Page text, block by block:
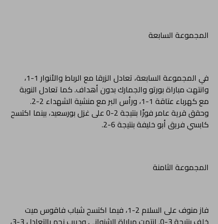
المجموعة السابعة
في المجموعة السابعة، تعادل الزرقا مع الرباط والأنوار 1-1،
وانتهت مباراة بورتو والجمارك بدون أهداف. كما تعادل النوبة
مع كهرباء عتاقة 1-1، ورأس البر مع منشية الشهداء 2-2.
وحقق قرية عامر فوزًا بنتيجة 2-0 على غزل بورسعيد، بينما اكتسح
كابسي فريق أبو خليفة بنتيجة 6-2.
المجموعة الثامنة
فاز منوف على السلام 2-1، فيما اكتسح شباب فاقوس ميت